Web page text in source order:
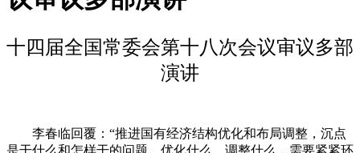
十四届全国常委会第十八次会议审议多部
演讲
李春临回覆：“推进国有经济结构优化和布局调整，沉点
是干什么和怎样干的问题。优化什么、调整什么，需要紧紧环